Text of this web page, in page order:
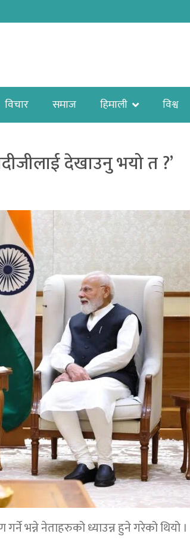
विचार समाज हिमाली विश्व
देखाउनु भयो त ?’
भन्ने नेताहरुको ध्याउन्न हुने गरेको थियो ।